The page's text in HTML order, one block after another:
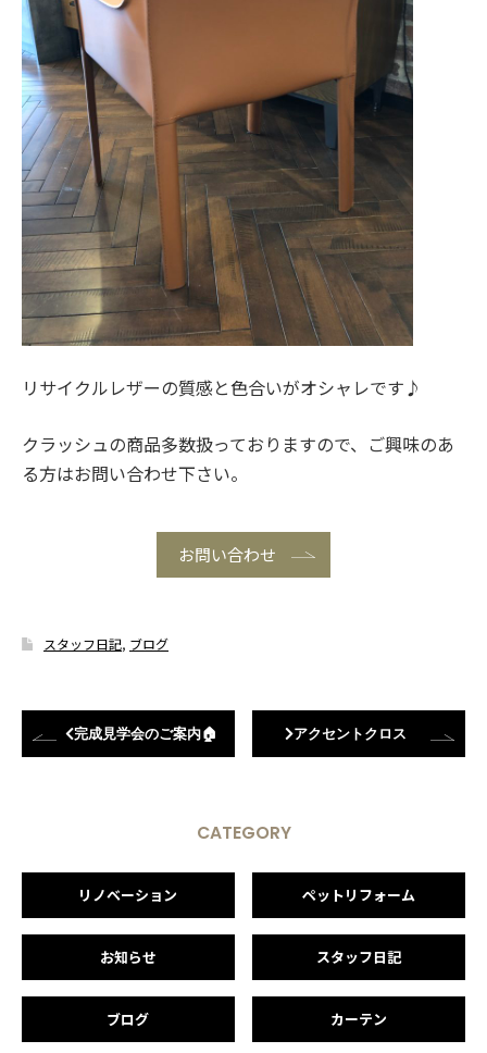
リサイクルレザーの質感と色合いがオシャレです♪
クラッシュの商品多数扱っておりますので、ご興味のあ
る方はお問い合わせ下さい。
お問い合わせ
スタッフ日記, ブログ
完成見学会のご案内🏠 アクセントクロス
CATEGORY
リノベーション ペットリフォーム
お知らせ スタッフ日記
ブログ カーテン